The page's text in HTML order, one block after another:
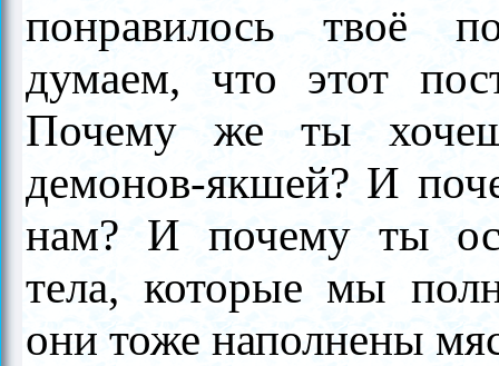
понравилось твоё
думаем, что этот
Почему же ты
демонов-якшей? И
нам? И почему ты
тела, которые мы
они тоже наполнены